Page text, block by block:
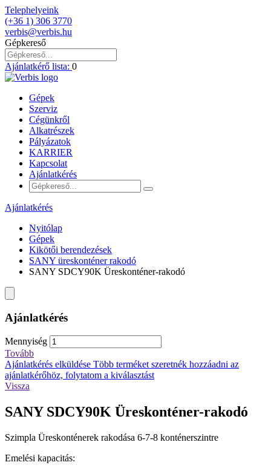
Telephelyeink
(+36 1) 306 3770
verbis@verbis.hu
Gépkereső
Ajánlatkérő lista: 0
Gépek
Szerviz
Cégünkről
Alkatrészek
Pályázatok
KARRIER
Kapcsolat
Ajánlatkérés
Ajánlatkérés
Nyitólap
Gépek
Kikötői berendezések
SANY üreskonténer rakodó
SANY SDCY90K Üreskonténer-rakodó
Ajánlatkérés
Mennyiség
Tovább
Ajánlatkérés elküldése Több terméket szeretnék hozzáadni az
ajánlatkérőhöz, folytatom a kiválasztást
Vissza
SANY SDCY90K Üreskonténer-rakodó
Szimpla Üreskonténerek rakodása 6-7-8 konténerszintre
Emelési kapacitás: